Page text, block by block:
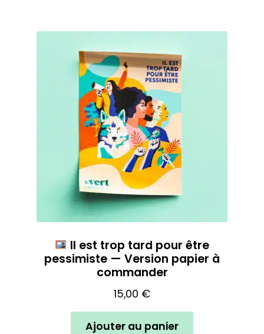
Il est trop tard pour être
pessimiste — Version papier à
commander
15,00 €
Ajouter au panier